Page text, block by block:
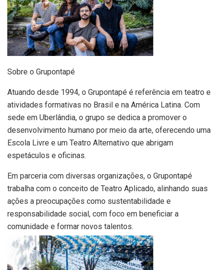
Sobre o Grupontapé
Atuando desde 1994, o Grupontapé é referência em teatro e
atividades formativas no Brasil e na América Latina. Com
sede em Uberlândia, o grupo se dedica a promover o
desenvolvimento humano por meio da arte, oferecendo uma
Escola Livre e um Teatro Alternativo que abrigam
espetáculos e oficinas.
Em parceria com diversas organizações, o Grupontapé
trabalha com o conceito de Teatro Aplicado, alinhando suas
ações a preocupações como sustentabilidade e
responsabilidade social, com foco em beneficiar a
comunidade e formar novos talentos.